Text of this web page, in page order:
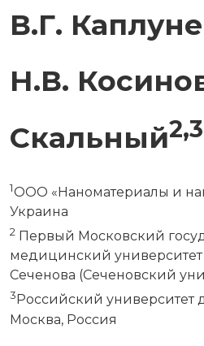
В.Г.
Н.В.
Скальный2,3
1ООО «Наноматериалы и
Украина
2 Первый Московский
медицинский
Сеченова (Сеченовский
3 Российский университет
Москва, Россия